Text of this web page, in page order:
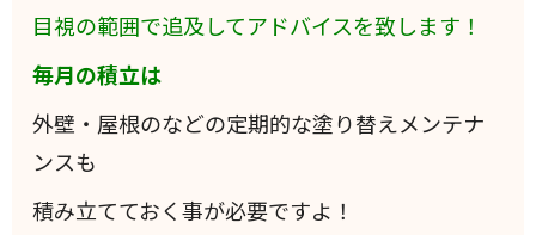
目視の範囲で追及してアドバイスを致します！
毎月の積立は
外壁・屋根のなどの定期的な塗り替えメンテナ
ンスも
積み立てておく事が必要ですよ！